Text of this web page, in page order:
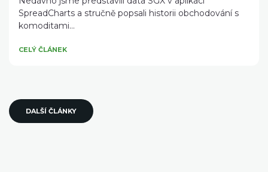
SpreadCharts a stručně popsali historii obchodování s
komoditami...
CELÝ ČLÁNEK
DALŠÍ ČLÁNKY